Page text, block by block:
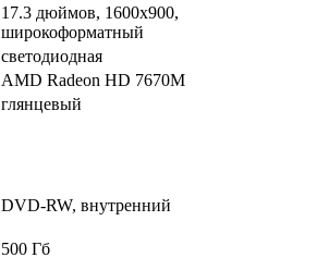
17.3 дюймов, 1600x900,
широкоформатный
светодиодная
AMD Radeon HD 7670M
глянцевый
DVD-RW, внутренний
500 Гб